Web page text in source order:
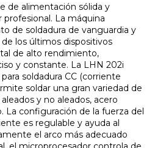
de alimentación sólida y
La máquina
de soldadura de vanguardia y
los últimos dispositivos
de alto rendimiento,
y constante. La LHN 202i
soldadura CC (corriente
soldar una gran variedad de
y no aleados, acero
La configuración de la fuerza del
es regulable y ayuda al
el arco más adecuado